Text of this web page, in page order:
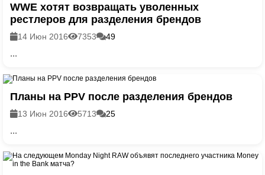
WWE хотят возвращать уволенных
рестлеров для разделения брендов
14 Июн 2016 7353 49
...
Планы на PPV после разделения брендов
13 Июн 2016 5713 25
...